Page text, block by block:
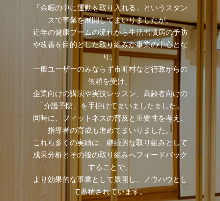
「余暇の中に運動を取り入れる」というスタン
スで事業を展開してまいりましたが、
近年の健康ブームの流れから生活習慣病の予防
や改善を目的とした取り組みが事業の中心とな
り、
一般ユーザーのみならず市町村など行政からの
依頼を受け、
企業向けの講演や実技レッスン、高齢者向けの
「介護予防」を手掛けてまいましたました。
同時に、フィットネスの普及と重要性を考え、
指導者の育成も進めてまいりました。
これら多くの実績は、継続的な取り組みとして
成果分析とその後の取り組みへフィードバック
することで、
より効果的な事業として展開し、ノウハウとし
て蓄積されています。